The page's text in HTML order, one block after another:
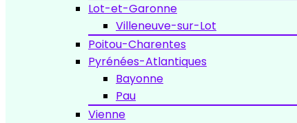
Lot-et-Garonne
Villeneuve-sur-Lot
Poitou-Charentes
Pyrénées-Atlantiques
Bayonne
Pau
Vienne